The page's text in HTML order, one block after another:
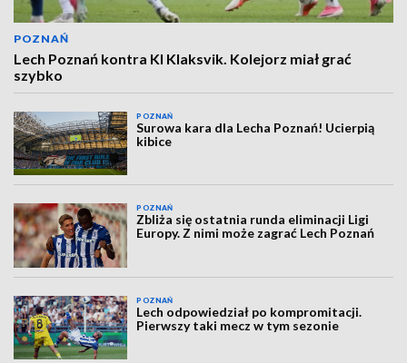
POZNAŃ
Lech Poznań kontra KI Klaksvik. Kolejorz miał grać
szybko
POZNAŃ
Surowa kara dla Lecha Poznań! Ucierpią
kibice
POZNAŃ
Zbliża się ostatnia runda eliminacji Ligi
Europy. Z nimi może zagrać Lech Poznań
POZNAŃ
Lech odpowiedział po kompromitacji.
Pierwszy taki mecz w tym sezonie